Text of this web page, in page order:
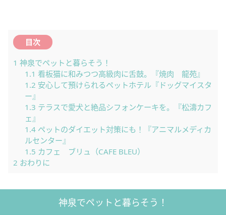
目次
1 神泉でペットと暮らそう！
1.1 看板猫に和みつつ高級肉に舌鼓。『焼肉 龍苑』
1.2 安心して預けられるペットホテル『ドッグマイスタ
ー』
1.3 テラスで愛犬と絶品シフォンケーキを。『松濤カフ
ェ』
1.4ペットのダイエット対策にも！『アニマルメディカ
ルセンター』
1.5 カフェ ブリュ（CAFE BLEU）
2 おわりに
神泉でペットと暮らそう！